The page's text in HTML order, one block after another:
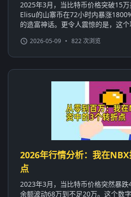
2025年3月，当比特币价格突破15
Elisu的山寨币在72小时内暴涨
的造富神话。更令人震惊的是，这
2026-05-09 • 822 次浏览
2026年行情分析：我在
点
2023年3月，当比特币价格突然暴跌
余额波动68万到不足20万。这个数